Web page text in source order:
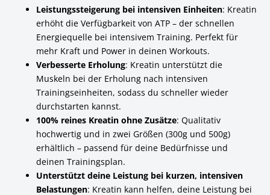
Leistungssteigerung bei intensiven Einheiten: Kreatin
erhöht die Verfügbarkeit von ATP – der schnellen
Energiequelle bei intensivem Training. Perfekt für
mehr Kraft und Power in deinen Workouts.
Verbesserte Erholung: Kreatin unterstützt die
Muskeln bei der Erholung nach intensiven
Trainingseinheiten, sodass du schneller wieder
durchstarten kannst.
100% reines Kreatin ohne Zusätze: Qualitativ
hochwertig und in zwei Größen (300g und 500g)
erhältlich – passend für deine Bedürfnisse und
deinen Trainingsplan.
Unterstützt deine Leistung bei kurzen, intensiven
Belastungen: Kreatin kann helfen, deine Leistung bei